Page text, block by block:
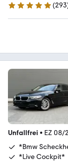
4.9 Sterne
(293
Unfallfrei • EZ 08/
*Bmw
*Live Cockpit*